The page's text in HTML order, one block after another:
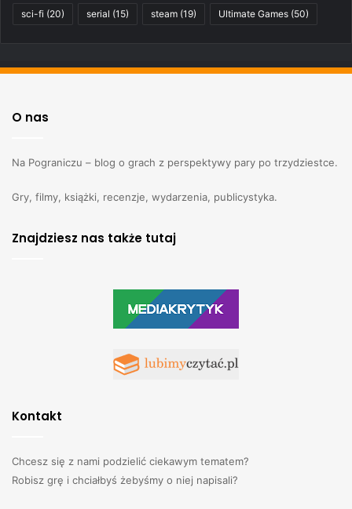
sci-fi (20) serial (15) steam (19) Ultimate Games (50)
O nas
Na Pograniczu – blog o grach z perspektywy pary po trzydziestce.
Gry, filmy, książki, recenzje, wydarzenia, publicystyka.
Znajdziesz nas także tutaj
Kontakt
Chcesz się z nami podzielić ciekawym tematem?
Robisz grę i chciałbyś żebyśmy o niej napisali?